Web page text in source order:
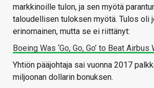
markkinoille tulon, ja sen myötä
taloudellisen tuloksen myötä. Tulos oli
erinomainen, mutta se ei riittänyt:
Boeing Was ‘Go, Go, Go’ to Beat
Yhtiön pääjohtaja sai vuonna 2017
miljoonan dollarin bonuksen.